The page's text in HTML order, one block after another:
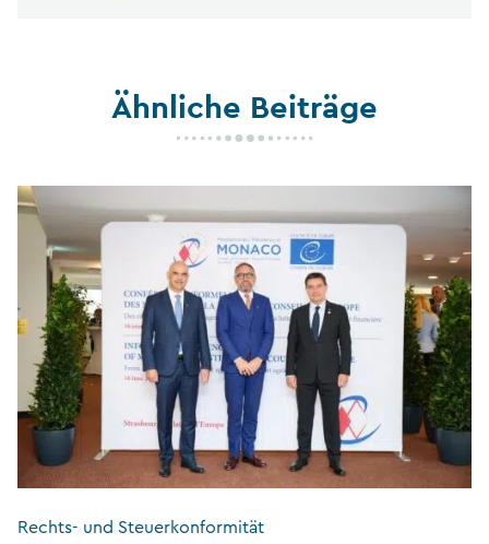
Ähnliche Beiträge
Rechts- und Steuerkonformität